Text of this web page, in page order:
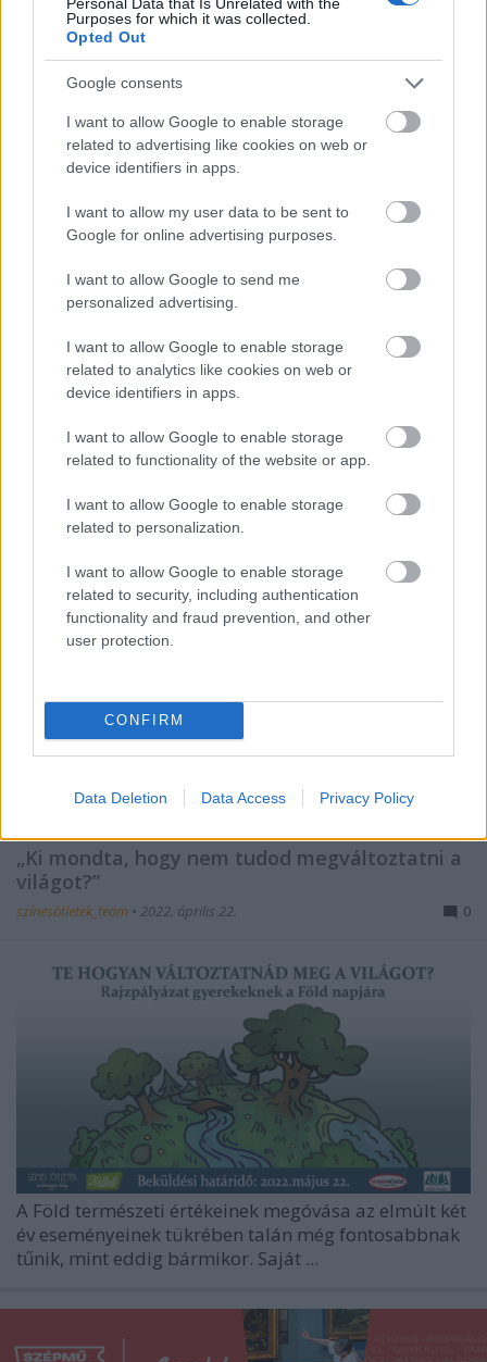
Purposes for which it was collected.
Opted Out
Google consents
I want to allow Google to enable storage
related to advertising like cookies on web or
device identifiers in apps.
I want to allow my user data to be sent to
Google for online advertising purposes.
I want to allow Google to send me
personalized advertising.
I want to allow Google to enable storage
related to analytics like cookies on web or
device identifiers in apps.
I want to allow Google to enable storage
related to functionality of the website or app.
I want to allow Google to enable storage
related to personalization.
I want to allow Google to enable storage
related to security, including authentication
functionality and fraud prevention, and other
user protection.
CONFIRM
Data Deletion Data Access Privacy Policy
pályamunkák, bemutatjuk a
nyereményeket
színesötletek_team•2022. május 04.
Ahogy azt már biztosan tudjátok, 2022. április 22-
én, a Föld napja alkalmából elindult idei
rajzpályázatunk, amire környezetvédelemmel ...
Rajzpályázat a Föld Napja
„Ki mondta, hogy nem tudod megváltoztatni a
világot?”
színesötletek_team • 2022. április 22. 0
A Föld természeti értékeinek megóvása az elmúlt két
év eseményeinek tükrében talán még fontosabbnak
tűnik, mint eddig bármikor. Saját ...